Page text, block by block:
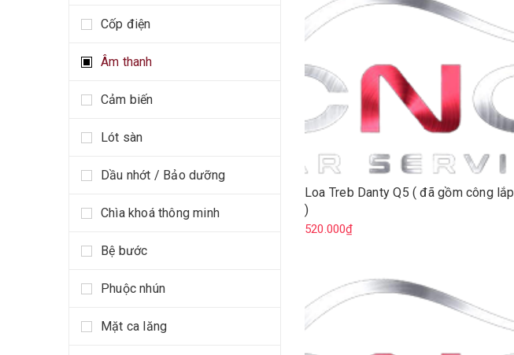
Cốp điện
Âm thanh
Cảm biến
Lót sàn
Dầu nhớt / Bảo dưỡng
Chìa khoá thông minh
Bệ bước
Phuộc nhún
Mặt ca lăng
Loa Treb Danty Q5 ( đã gồm công lắp
)
520.000₫